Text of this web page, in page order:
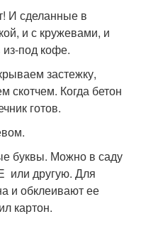
И сделанные в
и с кружевами, и
под кофе.
застежку,
скотчем. Когда бетон
готов.
буквы. Можно в саду
или другую. Для
и обклеивают ее
картон.